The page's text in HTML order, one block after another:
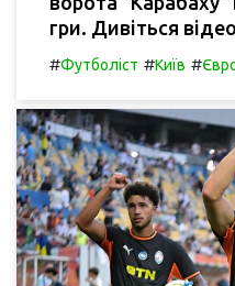
гри. Дивіться
#Футболіст #Київ #